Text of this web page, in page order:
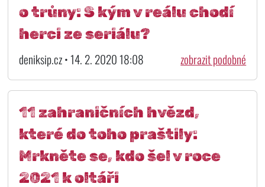
o trůny: S kým v reálu chodí
herci ze seriálu?
deniksip.cz • 14. 2. 2020 18:08 zobrazit podobné
11 zahraničních hvězd,
které do toho praštily:
Mrkněte se, kdo šel v roce
2021 k oltáři